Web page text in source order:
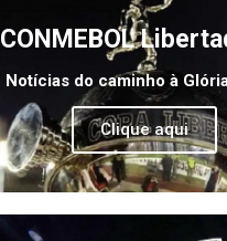
CONMEBOL
Notícias do caminho à
Clique aqui